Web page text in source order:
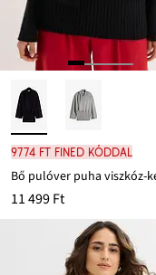
9774 Ft FINED kóddal
11 499 Ft